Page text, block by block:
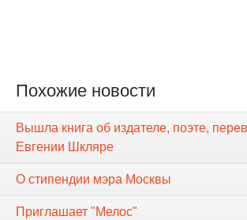
Похожие новости
Вышла книга об издателе, поэте,
Евгении Шкляре
О стипендии мэра Москвы
Приглашает "Мелос"